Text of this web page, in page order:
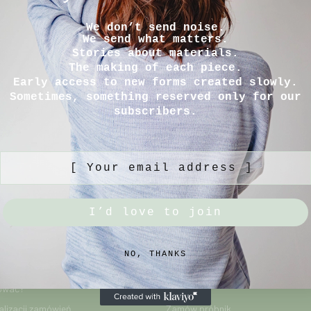
zamówień
NISHOVE
O nas
Zamów próbnik
We don’t send noise.
We send what matters.
Stories about materials.
The making of each piece.
Early access to new forms created slowly.
Sometimes, something reserved only for our
subscribers.
[ Your email address ]
I’d love to join
NO, THANKS